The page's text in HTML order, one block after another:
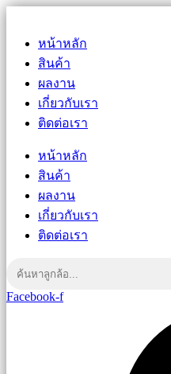
หน้าหลัก
สินค้า
ผลงาน
เกี่ยวกับเรา
ติดต่อเรา
หน้าหลัก
สินค้า
ผลงาน
เกี่ยวกับเรา
ติดต่อเรา
Facebook-f